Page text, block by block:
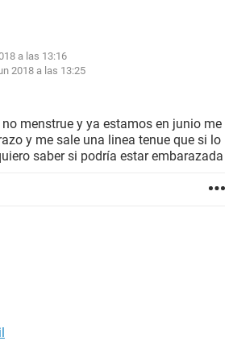
a las 13:16
2018 a las 13:25
menstrue y ya estamos en junio me
y me sale una linea tenue que si lo
saber si podría estar embarazada